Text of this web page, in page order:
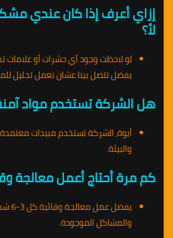
إزاي أعرف إذا كان عندي
لأ؟
لو لاحظت وجود أي حشرات أو علامات
يفضل تتصل بينا عشان نعمل تحليل
هل الشركة تستخدم مواد
أيوة، الشركة تستخدم مبيدات
والبيئة.
كم مرة أحتاج أعمل معالجة
والمشاكل الموجودة.